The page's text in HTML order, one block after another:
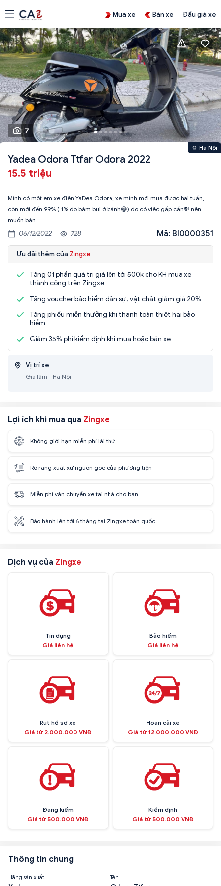
Mua xe Bán xe Đấu giá xe
7
Hà Nội
Yadea Odora Ttfar Odora 2022
15.5 triệu
Mình có một em xe điện YaDea Odora, xe mình mới mua được hai tuần,
còn mới đến 99% ( 1% do bám bụi ở bánh😅) do có việc gấp cần💸 nên
muốn bán
06/12/2022 728 Mã: BI0000351
Ưu đãi thêm của Zingxe
Tặng 01 phần quà trị giá lên tới 500k cho KH mua xe
thành công trên Zingxe
Tặng voucher bảo hiểm dân sự, vật chất giảm giá 20%
Tặng phiếu miễn thưởng khi thanh toán thiệt hại bảo
hiểm
Giảm 35% phí kiểm định khi mua hoặc bán xe
Vị trí xe
Gia lâm - Hà Nội
Lợi ích khi mua qua Zingxe
Không giới hạn miễn phí lái thử
Rõ ràng xuất xứ nguồn gốc của phương tiện
Miễn phí vận chuyển xe tại nhà cho bạn
Bảo hành lên tới 6 tháng tại Zingxe toàn quốc
Dịch vụ của Zingxe
Tín dụng
Giá liên hệ
Bảo hiểm
Giá liên hệ
Rút hồ sơ xe
Giá từ 2.000.000 VNĐ
Hoán cải xe
Giá từ 12.000.000 VNĐ
Đăng kiểm
Giá từ 500.000 VNĐ
Kiểm định
Giá từ 500.000 VNĐ
Thông tin chung
Hãng sản xuất Tên